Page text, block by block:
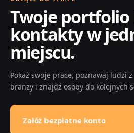
Twoje portfolio
kontakty w
miejscu.
Pokaż swoje prace, poznawaj ludzi z
branży i znajdź osoby do kolejnych
Załóż bezpłatne konto